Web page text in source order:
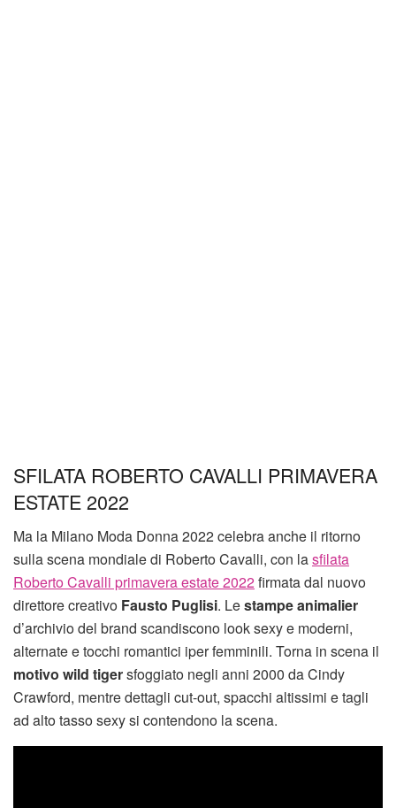
SFILATA ROBERTO CAVALLI PRIMAVERA
ESTATE 2022
Ma la Milano Moda Donna 2022 celebra anche il ritorno
sulla scena mondiale di Roberto Cavalli, con lasfilata
Roberto Cavalli primavera estate 2022firmata dal nuovo
direttore creativo Fausto Puglisi. Lestampe animalier
d’archivio del brand scandiscono look sexy e moderni,
alternate e tocchi romantici iper femminili. Torna in scena il
motivo wild tigersfoggiato negli anni 2000 da Cindy
Crawford, mentre dettagli cut-out, spacchi altissimi e tagli
ad alto tasso sexy si contendono la scena.